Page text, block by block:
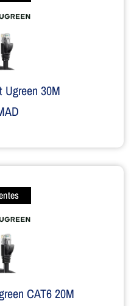
Ugreen 30M
CAT6 20M